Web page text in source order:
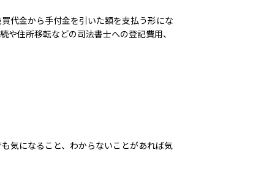
代金から手付金を引いた額を支払う形にな
住所移転などの司法書士への登記費用、
気になること、わからないことがあれば気